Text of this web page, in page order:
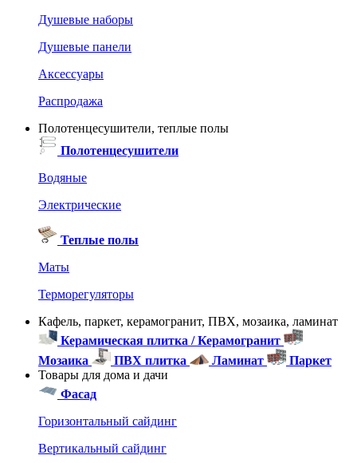
Душевые наборы
Душевые панели
Аксессуары
Распродажа
Полотенцесушители, теплые полы
Полотенцесушители
Водяные
Электрические
Теплые полы
Маты
Терморегуляторы
Кафель, паркет, керамогранит, ПВХ, мозаика, ламинат
Керамическая плитка / Керамогранит
Мозаика
ПВХ плитка Ламинат
Паркет
Товары для дома и дачи
Фасад
Горизонтальный сайдинг
Вертикальный сайдинг